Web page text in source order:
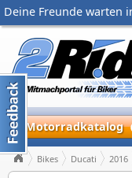
Deine Freunde warten
Motorradkatalog
Bikes Ducati 2016